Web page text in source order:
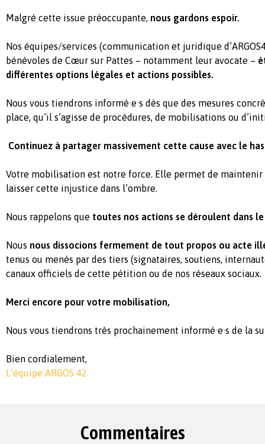
Malgré cette issue préoccupante, nous gardons espoir.
Nos équipes/services (communication et juridique
bénévoles de Cœur sur Pattes – notamment leur avocate –
différentes options légales et actions possibles.
Nous vous tiendrons informé·e·s dès que des mesures
place, qu’il s’agisse de procédures, de mobilisations ou
Continuez à partager massivement cette cause avec le
Votre mobilisation est notre force. Elle permet de maintenir
laisser cette injustice dans l’ombre.
Nous rappelons que toutes nos actions se déroulent dans
Nous nous dissocions fermement de tout propos ou acte
tenus ou menés par des tiers (signataires, soutiens,
canaux officiels de cette pétition ou de nos réseaux sociaux.
Merci encore pour votre mobilisation,
Nous vous tiendrons très prochainement informé·e·s de la
Bien cordialement,
L’équipe ARGOS 42
Commentaires